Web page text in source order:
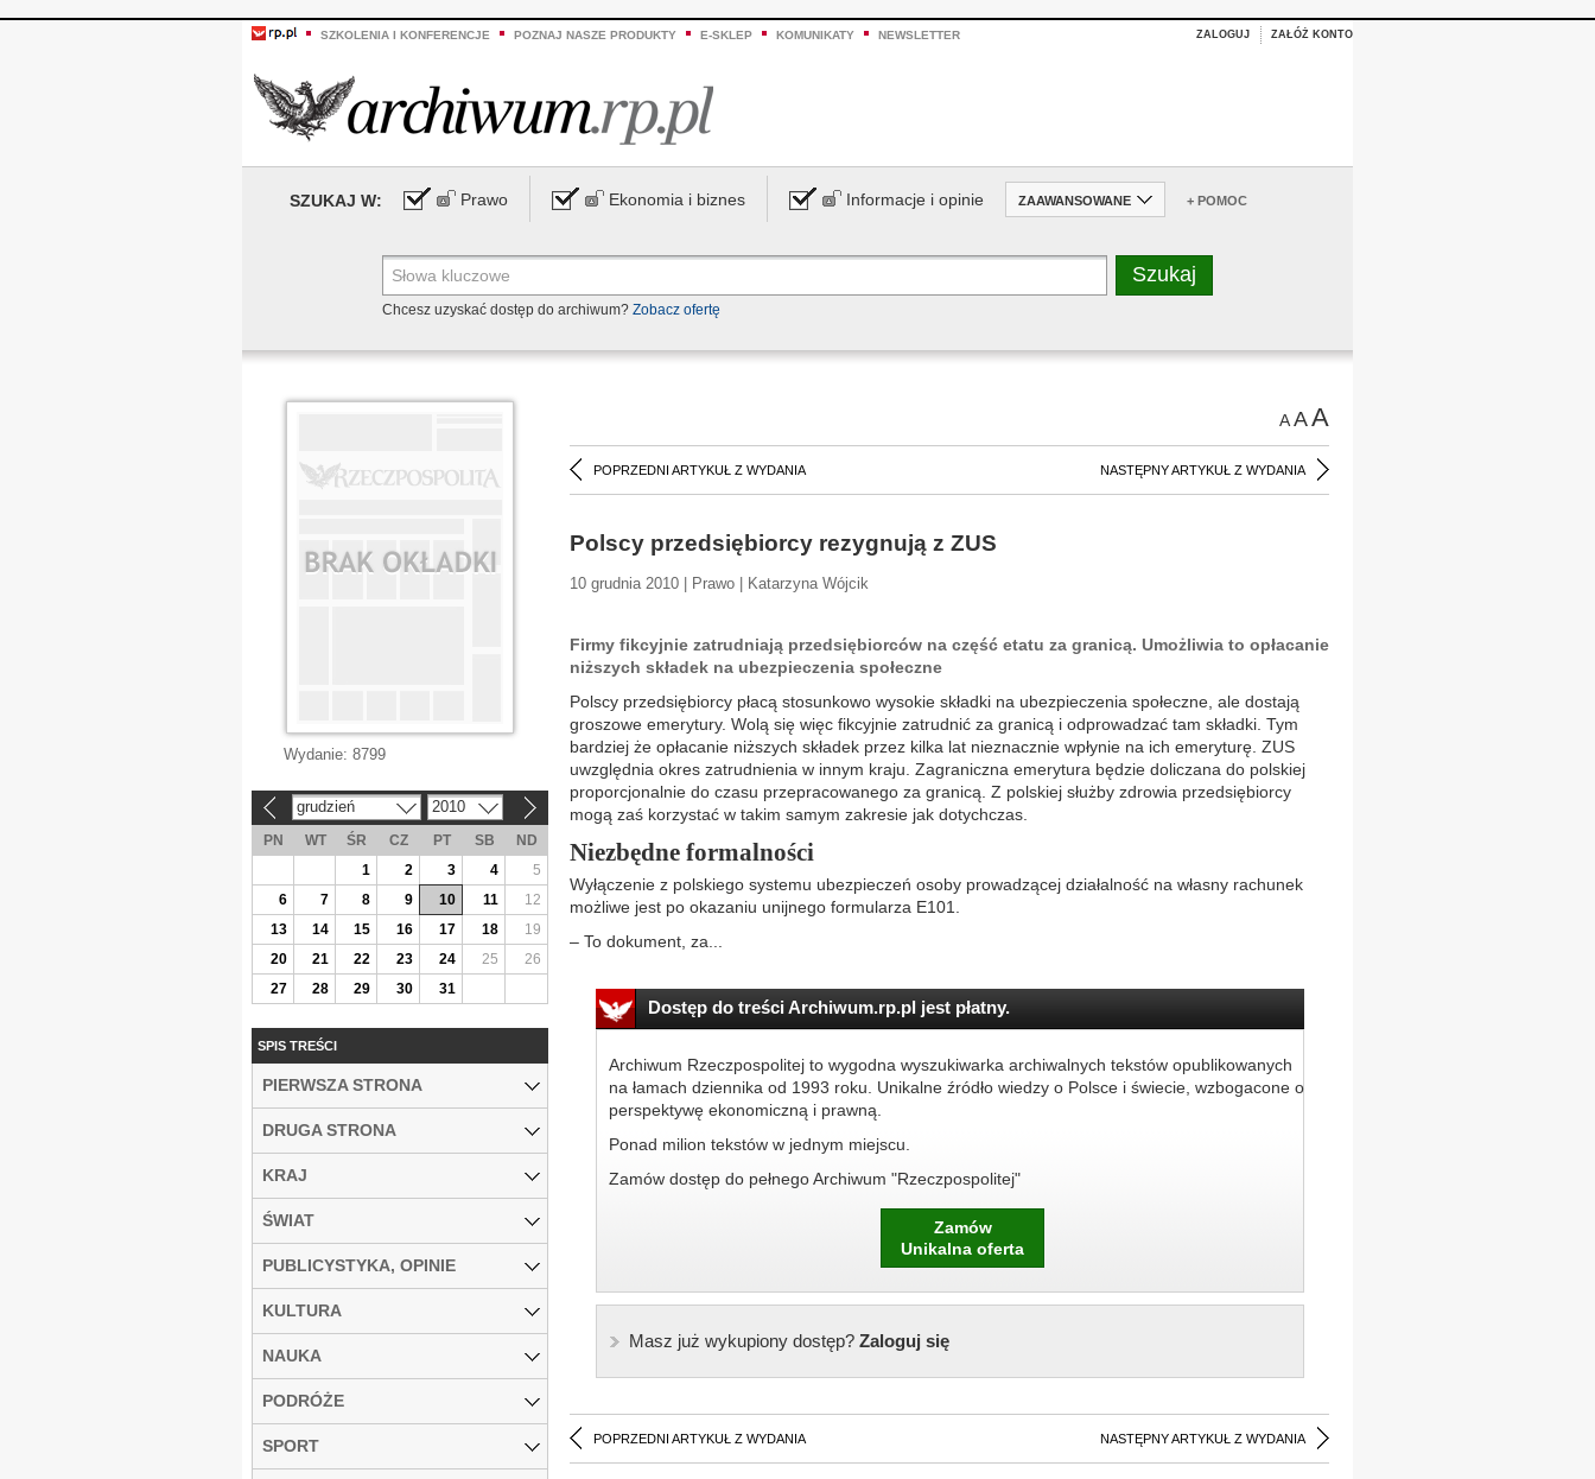
SZKOLENIA I KONFERENCJE POZNAJ NASZE PRODUKTY E-SKLEP KOMUNIKATY NEWSLETTER ZALOGUJ ZAŁÓŻ KONTO
SZUKAJ W: Prawo Ekonomia i biznes Informacje i opinie ZAAWANSOWANE + POMOC
Chcesz uzyskać dostęp do archiwum? Zobacz ofertę
AAA
POPRZEDNI ARTYKUŁ Z WYDANIA NASTĘPNY ARTYKUŁ Z WYDANIA
Polscy przedsiębiorcy rezygnują z ZUS
10 grudnia 2010 | Prawo | Katarzyna Wójcik
Firmy fikcyjnie zatrudniają przedsiębiorców na część etatu za granicą. Umożliwia to opłacanie
niższych składek na ubezpieczenia społeczne
Polscy przedsiębiorcy płacą stosunkowo wysokie składki na ubezpieczenia społeczne, ale dostają
groszowe emerytury. Wolą się więc fikcyjnie zatrudnić za granicą i odprowadzać tam składki. Tym
bardziej że opłacanie niższych składek przez kilka lat nieznacznie wpłynie na ich emeryturę. ZUS
uwzględnia okres zatrudnienia w innym kraju. Zagraniczna emerytura będzie doliczana do polskiej
proporcjonalnie do czasu przepracowanego za granicą. Z polskiej służby zdrowia przedsiębiorcy
mogą zaś korzystać w takim samym zakresie jak dotychczas.
Niezbędne formalności
Wyłączenie z polskiego systemu ubezpieczeń osoby prowadzącej działalność na własny rachunek
możliwe jest po okazaniu unijnego formularza E101.
– To dokument, za...
Dostęp do treści Archiwum.rp.pl jest płatny.
Archiwum Rzeczpospolitej to wygodna wyszukiwarka archiwalnych tekstów opublikowanych
na łamach dziennika od 1993 roku. Unikalne źródło wiedzy o Polsce i świecie, wzbogacone o
perspektywę ekonomiczną i prawną.
Ponad milion tekstów w jednym miejscu.
Zamów dostęp do pełnego Archiwum "Rzeczpospolitej"
Zamów
Unikalna oferta
Masz już wykupiony dostęp?Zaloguj się
POPRZEDNI ARTYKUŁ Z WYDANIA NASTĘPNY ARTYKUŁ Z WYDANIA
Wydanie: 8799
grudzień 2010
PN WT ŚR CZ PT SB
ND
1
2 3 4
5
6
7 8 9 10 11
12
13
14 15 16 17 18
19
20
21 22 23 24 25
26
27
28 29 30 31
SPIS TREŚCI
PIERWSZA STRONA
DRUGA STRONA
KRAJ
ŚWIAT
PUBLICYSTYKA, OPINIE
KULTURA
NAUKA
PODRÓŻE
SPORT